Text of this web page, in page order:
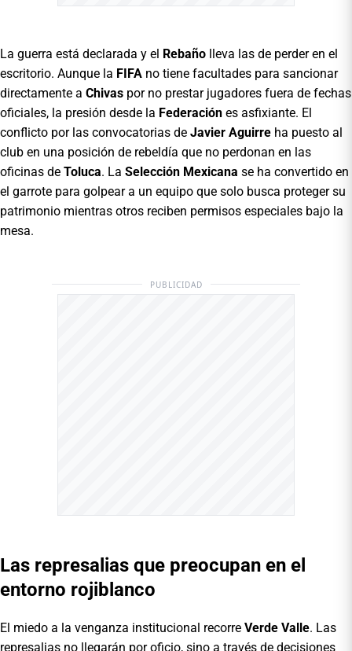
La guerra está declarada y el Rebaño lleva las de perder en el
escritorio. Aunque la FIFA no tiene facultades para sancionar
directamente a Chivas por no prestar jugadores fuera de fechas
oficiales, la presión desde la Federación es asfixiante. El
conflicto por las convocatorias de Javier Aguirre ha puesto al
club en una posición de rebeldía que no perdonan en las
oficinas de Toluca. La Selección Mexicana se ha convertido en
el garrote para golpear a un equipo que solo busca proteger su
patrimonio mientras otros reciben permisos especiales bajo la
mesa.
PUBLICIDAD
Las represalias que preocupan en el
entorno rojiblanco
El miedo a la venganza institucional recorre Verde Valle. Las
represalias no llegarán por oficio, sino a través de decisiones